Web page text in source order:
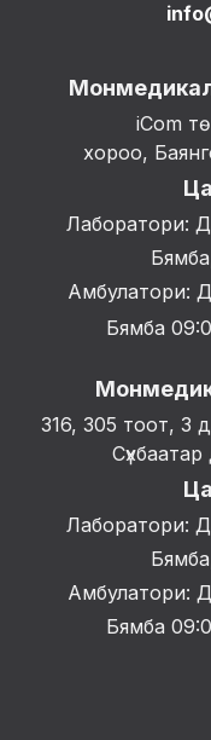
iCom
хороо,
Лаборатори:
Амбулатори:
Бямба
316, 305 тоот, 3
Сүхбаатар
Лаборатори:
Амбулатори:
Бямба